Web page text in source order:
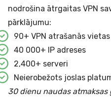
nodrošina ātrgaitas VPN
pārklājumu:
90+ VPN atrašanās vietas
40 000+ IP adreses
2,400+ serveri
Neierobežots joslas
30 dienu naudas atmaksas